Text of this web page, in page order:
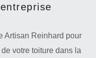
Artisan Reinhard pour
votre toiture dans la